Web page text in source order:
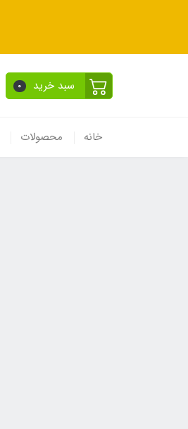
سبد خرید 0
خانه محصولات